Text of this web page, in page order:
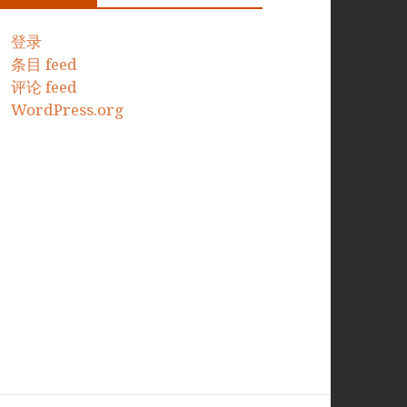
登录
条目 feed
评论 feed
WordPress.org